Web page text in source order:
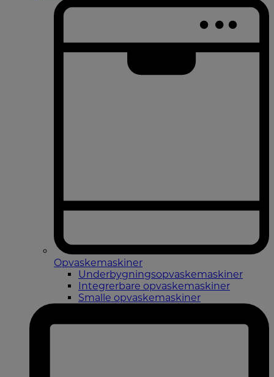
Opvaskemaskiner
Underbygningsopvaskemaskiner
Integrerbare opvaskemaskiner
Smalle opvaskemaskiner